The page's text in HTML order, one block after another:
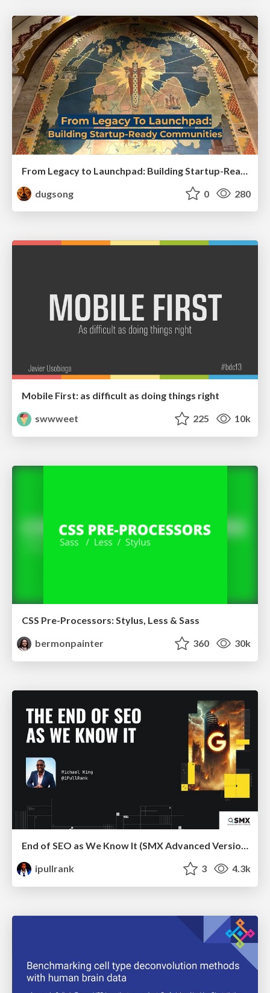
dugsong
0 280
Mobile First: as difficult as doing things right
swwweet
225 10k
CSS Pre-Processors: Stylus, Less & Sass
bermonpainter
360 30k
ipullrank
3 4.3k